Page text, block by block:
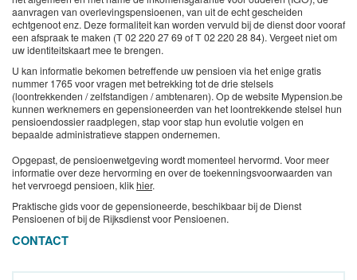
aanvragen van overlevingspensioenen, van uit de echt gescheiden
echtgenoot enz. Deze formaliteit kan worden vervuld bij de dienst door vooraf
een afspraak te maken (T 02 220 27 69 of T 02 220 28 84). Vergeet niet om
uw identiteitskaart mee te brengen.
U kan informatie bekomen betreffende uw pensioen via het enige gratis
nummer 1765 voor vragen met betrekking tot de drie stelsels
(loontrekkenden / zelfstandigen / ambtenaren). Op de website Mypension.be
kunnen werknemers en gepensioneerden van het loontrekkende stelsel hun
pensioendossier raadplegen, stap voor stap hun evolutie volgen en
bepaalde administratieve stappen ondernemen.
Opgepast, de pensioenwetgeving wordt momenteel hervormd. Voor meer
informatie over deze hervorming en over de toekenningsvoorwaarden van
het vervroegd pensioen, klikhier.
Praktische gids voor de gepensioneerde, beschikbaar bij de Dienst
Pensioenen of bij de Rijksdienst voor Pensioenen.
CONTACT